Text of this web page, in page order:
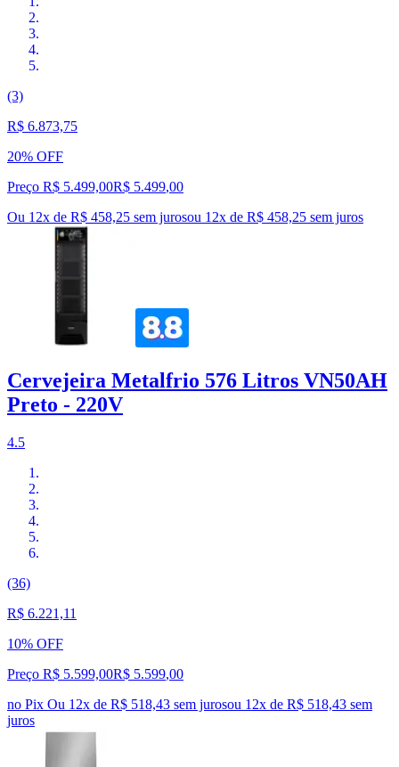
(3)
R$ 6.873,75
20% OFF
Preço R$ 5.499,00R$ 5.499,00
Ou 12x de R$ 458,25 sem jurosou 12x de R$ 458,25 sem juros
Cervejeira Metalfrio 576 Litros VN50AH
Preto - 220V
4.5
(36)
R$ 6.221,11
10% OFF
Preço R$ 5.599,00R$ 5.599,00
no Pix Ou 12x de R$ 518,43 sem jurosou 12x de R$ 518,43 sem
juros